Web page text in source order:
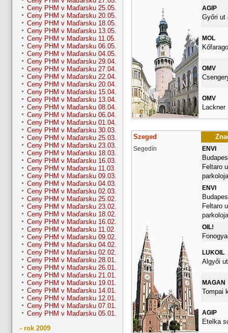
Ceny PHM v Maďarsku 25.05.
Ceny PHM v Maďarsku 20.05.
Ceny PHM v Maďarsku 18.05.
Ceny PHM v Maďarsku 13.05.
Ceny PHM v Maďarsku 11.05.
Ceny PHM v Maďarsku 06.05.
Ceny PHM v Maďarsku 04.05.
Ceny PHM v Maďarsku 29.04.
Ceny PHM v Maďarsku 27.04.
Ceny PHM v Maďarsku 22.04.
Ceny PHM v Maďarsku 20.04.
Ceny PHM v Maďarsku 15.04.
Ceny PHM v Maďarsku 13.04.
Ceny PHM v Maďarsku 08.04.
Ceny PHM v Maďarsku 06.04.
Ceny PHM v Maďarsku 01.04.
Ceny PHM v Maďarsku 30.03.
Ceny PHM v Maďarsku 25.03.
Ceny PHM v Maďarsku 23.03.
Ceny PHM v Maďarsku 18.03.
Ceny PHM v Maďarsku 16.03.
Ceny PHM v Maďarsku 11.03.
Ceny PHM v Maďarsku 09.03.
Ceny PHM v Maďarsku 04.03.
Ceny PHM v Maďarsku 02.03.
Ceny PHM v Maďarsku 25.02.
Ceny PHM v Maďarsku 23.02.
Ceny PHM v Maďarsku 18.02.
Ceny PHM v Maďarsku 16.02.
Ceny PHM v Maďarsku 11.02.
Ceny PHM v Maďarsku 09.02.
Ceny PHM v Maďarsku 04.02.
Ceny PHM v Maďarsku 02.02.
Ceny PHM v Maďarsku 28.01.
Ceny PHM v Maďarsku 26.01.
Ceny PHM v Maďarsku 21.01.
Ceny PHM v Maďarsku 19.01.
Ceny PHM v Maďarsku 14.01.
Ceny PHM v Maďarsku 12.01.
Ceny PHM v Maďarsku 07.01.
Ceny PHM v Maďarsku 05.01.
- rok 2009
AGIP
Győri ut
MOL
OMV
OMV
Szeged
Segedín ENVI
Feltaro
ENVI
Feltaro
OIL!
LUKOIL
Algyői ut
MAGAN
Tompai
AGIP
Etelka